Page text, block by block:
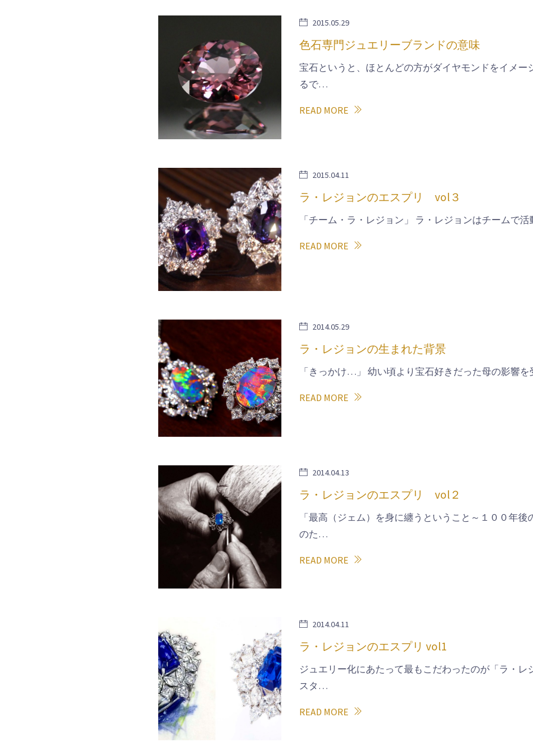
2015.05.29
色石専門ジュエリーブランドの意味
宝石というと、ほとんどの方がダイヤモンドをイメー
るで…
READ MORE
2015.04.11
ラ・レジョンのエスプリ vol３
「チーム・ラ・レジョン」 ラ・レジョンはチームで
READ MORE
2014.05.29
ラ・レジョンの生まれた背景
「きっかけ…」 幼い頃より宝石好きだった母の影響
READ MORE
2014.04.13
ラ・レジョンのエスプリ vol２
「最高（ジェム）を身に纏うということ～１００年後
のた…
READ MORE
2014.04.11
ラ・レジョンのエスプリ vol1
ジュエリー化にあたって最もこだわったのが「ラ・レ
スタ…
READ MORE